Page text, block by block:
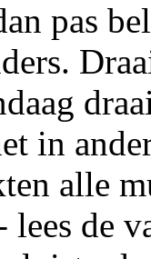
pas
in
alle
de